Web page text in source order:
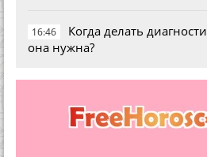
16:46
Когда делать
она нужна?